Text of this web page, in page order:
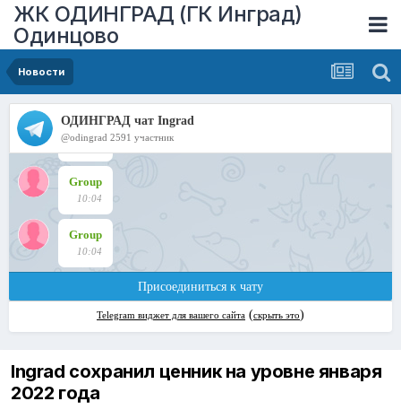
ЖК ОДИНГРАД (ГК Инград)
Одинцово
Новости
Ingrad сохранил ценник на уровне января
2022 года